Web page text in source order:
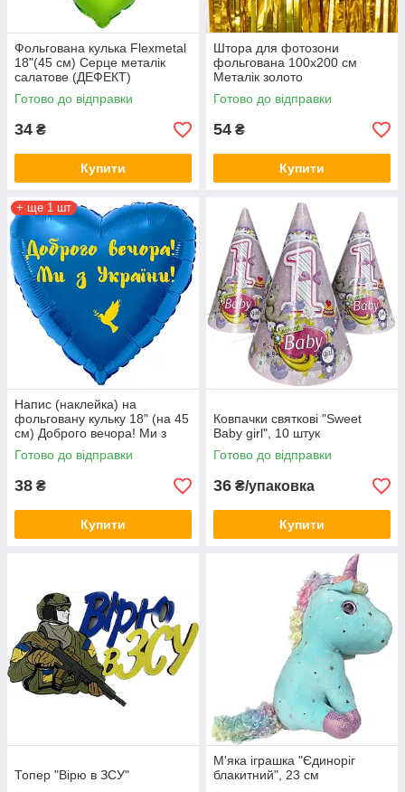
Фольгована кулька Flexmetal
18"(45 см) Серце металік
салатове (ДЕФЕКТ)
Готово до відправки
34 ₴
Купити
Штора для фотозони
фольгована 100х200 см
Металік золото
Готово до відправки
54 ₴
Купити
+ ще 1 шт
Напис (наклейка) на
фольговану кульку 18" (на 45
см) Доброго вечора! Ми з
України! (будь-який колір)
Готово до відправки
38 ₴
Купити
Ковпачки святкові "Sweet
Baby girl", 10 штук
Готово до відправки
36 ₴/упаковка
Купити
Топер "Вірю в ЗСУ"
М'яка іграшка "Єдиноріг
блакитний", 23 см